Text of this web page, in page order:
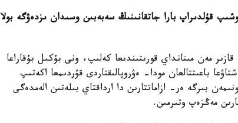
قۇلدىراپ بارا جاتقانىنىڭ سەبەبىن وسىدان ىزدەۋگە بولا
مەن مىنانداي قورىتىندىعا كەلىپ، ونى بۇكىل بۇقاراعا
باعىتتالعان مودا- ەۋروپالىقتاردى قۇردىمعا اكەتىپ
بىرگە ەر- ازاماتتارىن دا ارداقتاي بىلەتىن الەمدەگى
مەڭزەپ وتىرمىن.